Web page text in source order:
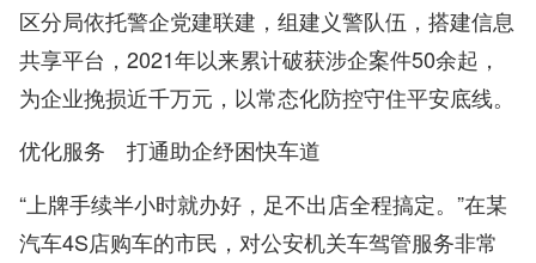
区分局依托警企党建联建，组建义警队伍，搭建信息
共享平台，2021年以来累计破获涉企案件50余起，
为企业挽损近千万元，以常态化防控守住平安底线。
优化服务 打通助企纾困快车道
“上牌手续半小时就办好，足不出店全程搞定。”在某
汽车4S店购车的市民，对公安机关车驾管服务非常